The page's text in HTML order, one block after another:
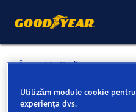
Înapoi la listă
SERVICE
Utilizăm module cookie
experiența dvs.